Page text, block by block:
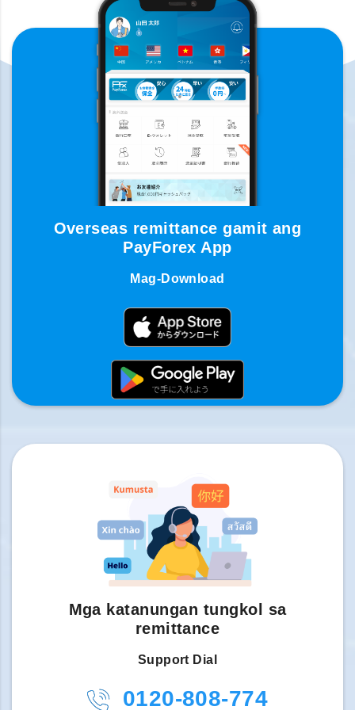
Overseas remittance gamit ang
PayForex App
Mag-Download
Mga katanungan tungkol sa
remittance
Support Dial
0120-808-774